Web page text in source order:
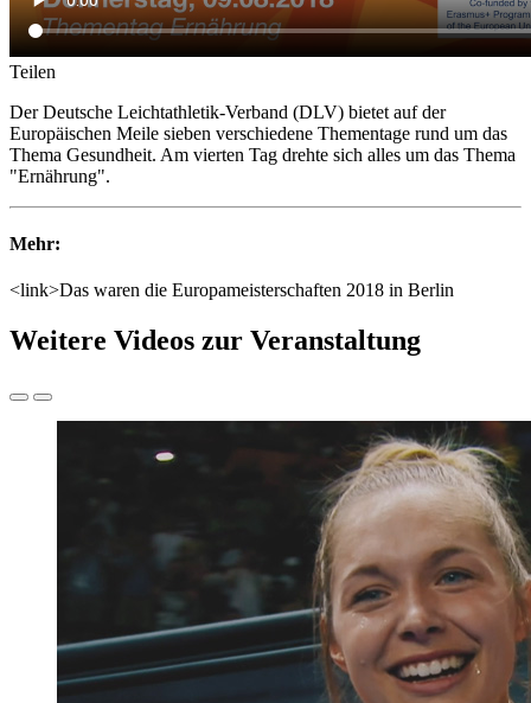
Teilen
Der Deutsche Leichtathletik-Verband (DLV) bietet auf der
Europäischen Meile sieben verschiedene Thementage rund um das
Thema Gesundheit. Am vierten Tag drehte sich alles um das Thema
"Ernährung".
Mehr:
<link>Das waren die Europameisterschaften 2018 in Berlin
Weitere Videos zur Veranstaltung